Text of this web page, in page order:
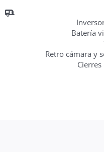
Batería
Retro cámara y